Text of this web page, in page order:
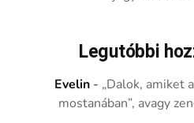
Legutóbbi
Evelin - „Dalok, amiket
mostanában”, avagy